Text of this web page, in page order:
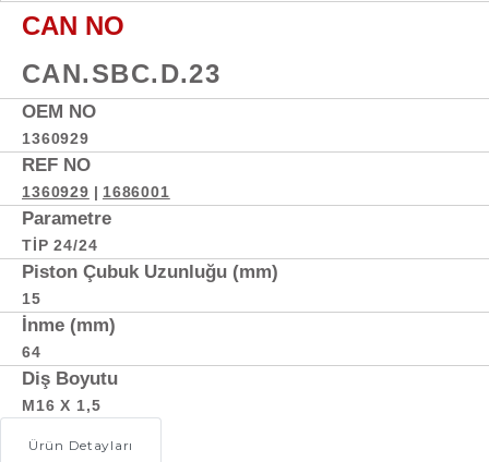
CAN NO
CAN.SBC.D.23
OEM NO
1360929
REF NO
1360929 | 1686001
Parametre
TIP 24/24
Piston Çubuk Uzunluğu (mm)
15
İnme (mm)
64
Diş Boyutu
M16 X 1,5
Ürün Detayları